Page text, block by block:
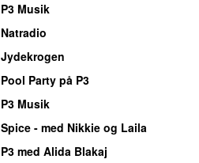
P3 Musik
Natradio
Jydekrogen
Pool Party på P3
P3 Musik
Spice - med Nikkie og Laila
P3 med Alida Blakaj